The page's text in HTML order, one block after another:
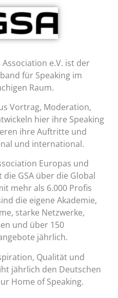
e.V. ist der
für Speaking im
Raum.
Vortrag, Moderation,
hier ihre Speaking
ihre Auftritte und
und international.
Europas und
GSA über die Global
mehr als 6.000 Profis
die eigene Akademie,
starke Netzwerke,
und über 150
jährlich.
Qualität und
jährlich den Deutschen
Home of Speaking.